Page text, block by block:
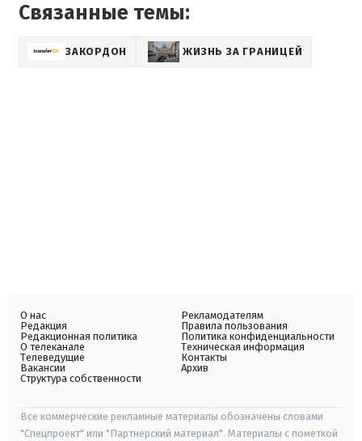
Связанные темы:
ЗАКОРДОН ЖИЗНЬ ЗА ГРАНИЦЕЙ
О нас
Редакция
Редакционная политика
О телеканале
Телеведущие
Вакансии
Структура собственности
Рекламодателям
Правила пользования
Политика конфиденциальности
Техническая информация
Контакты
Архив
Все коммерческие рекламные материалы обозначены словами
"Спецпроект" или "Партнерский материал". Материалы с пометкой